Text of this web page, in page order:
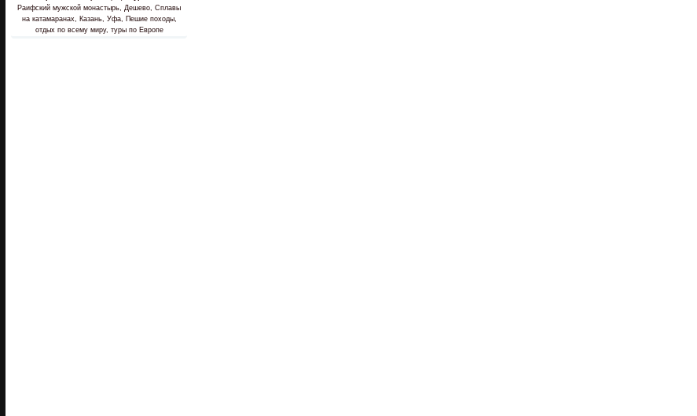
Раифский мужской монастырь, Дешево, Сплавы
на катамаранах, Казань, Уфа, Пешие походы,
отдых по всему миру, туры по Европе